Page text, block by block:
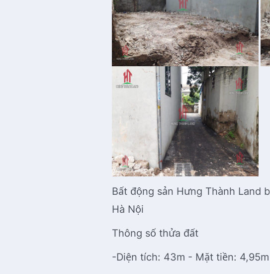
Bất động sản Hưng Thành Land
Hà Nội
Thông số thửa đất
-Diện tích: 43m - Mặt tiền: 4,95m